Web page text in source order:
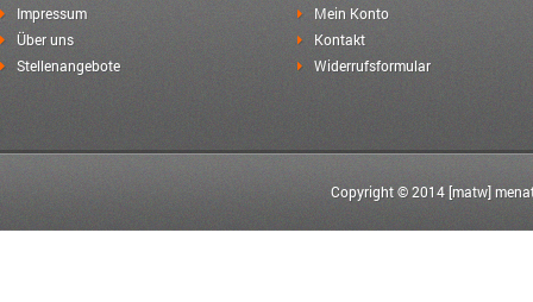
Impressum
Über uns
Stellenangebote
Mein Konto
Kontakt
Widerrufsformular
Copyright © 2014 [matw]